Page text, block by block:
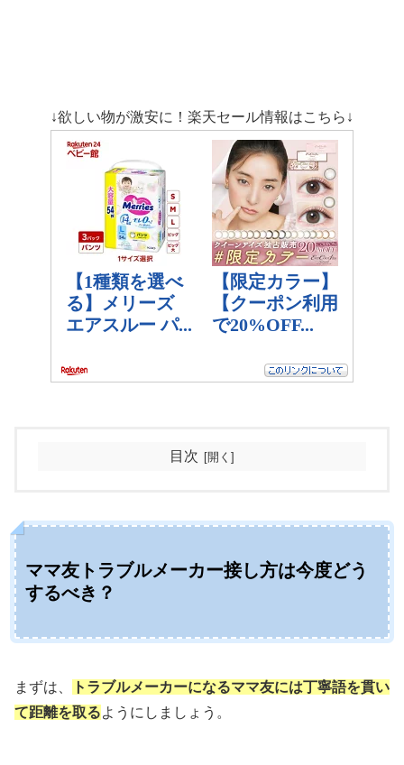
↓欲しい物が激安に！楽天セール情報はこちら↓
目次
ママ友トラブルメーカー接し方は今度どう
するべき？
まずは、
トラブルメーカーになるママ友には丁寧語を貫い
て距離を取るようにしましょう。